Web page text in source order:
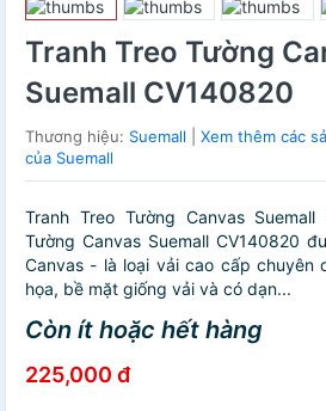
Tranh Treo Tường
Suemall CV140820
Thương hiệu: Suemall
Xem thêm các
của Suemall
Tranh Treo Tường Canvas Suemall
Tường Canvas Suemall CV140820
Canvas - là loại vải cao cấp chuyên
họa, bề mặt giống vải và có dạn...
Còn ít hoặc hết hàng
225,000 đ